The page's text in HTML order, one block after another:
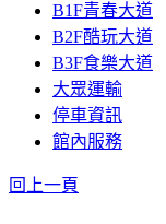
B1F青春大道
B2F酷玩大道
B3F食樂大道
大眾運輸
停車資訊
館內服務
回上一頁